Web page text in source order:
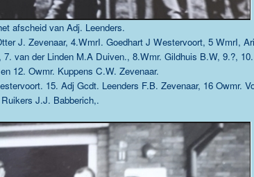
afscheid van Adj. Leenders.
J. Zevenaar, 4.WmrI. Goedhart J Westervoort, 5 WmrI,
van der Linden M.A Duiven., 8.Wmr. Gildhuis B.W, 9.?, 10.
12. Owmr. Kuppens C.W. Zevenaar.
15. Adj Gcdt. Leenders F.B. Zevenaar, 16 Owmr.
J.J. Babberich,.